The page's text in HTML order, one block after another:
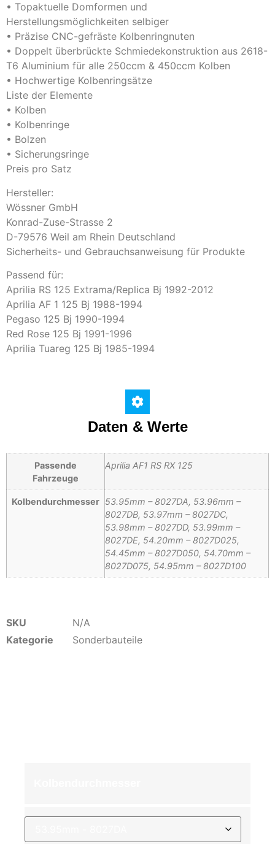
• Topaktuelle Domformen und
Herstellungsmöglichkeiten selbiger
• Präzise CNC-gefräste Kolbenringnuten
• Doppelt überbrückte Schmiedekonstruktion aus 2618-
T6 Aluminium für alle 250ccm & 450ccm Kolben
• Hochwertige Kolbenringsätze
Liste der Elemente
• Kolben
• Kolbenringe
• Bolzen
• Sicherungsringe
Preis pro Satz
Hersteller:
Wössner GmbH
Konrad-Zuse-Strasse 2
D-79576 Weil am Rhein Deutschland
Sicherheits- und Gebrauchsanweisung für Produkte
Passend für:
Aprilia RS 125 Extrama/Replica Bj 1992-2012
Aprilia AF 1 125 Bj 1988-1994
Pegaso 125 Bj 1990-1994
Red Rose 125 Bj 1991-1996
Aprilia Tuareg 125 Bj 1985-1994
Daten & Werte
Passende
Fahrzeuge
Aprilia AF1 RS RX 125
Kolbendurchmesser 53.95mm – 8027DA, 53.96mm –
8027DB, 53.97mm – 8027DC,
53.98mm – 8027DD, 53.99mm –
8027DE, 54.20mm – 8027D025,
54.45mm – 8027D050, 54.70mm –
8027D075, 54.95mm – 8027D100
SKU
N/A
Kategorie
Sonderbauteile